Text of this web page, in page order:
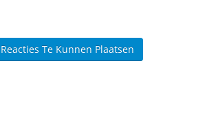
Te Kunnen Plaatsen